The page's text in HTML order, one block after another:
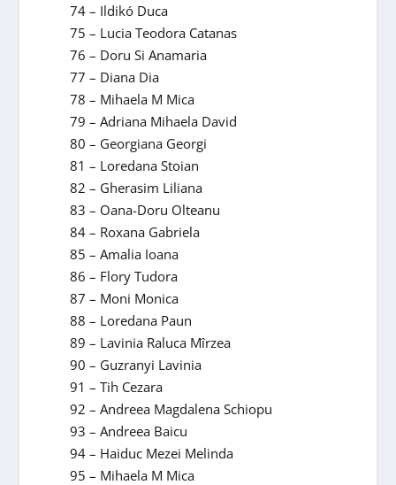
74 – Ildikó Duca
75 – Lucia Teodora Catanas
76 – Doru Si Anamaria
77 – Diana Dia
78 – Mihaela M Mica
79 – Adriana Mihaela David
80 – Georgiana Georgi
81 – Loredana Stoian
82 – Gherasim Liliana
83 – Oana-Doru Olteanu
84 – Roxana Gabriela
85 – Amalia Ioana
86 – Flory Tudora
87 – Moni Monica
88 – Loredana Paun
89 – Lavinia Raluca Mîrzea
90 – Guzranyi Lavinia
91 – Tih Cezara
92 – Andreea Magdalena Schiopu
93 – Andreea Baicu
94 – Haiduc Mezei Melinda
95 – Mihaela M Mica